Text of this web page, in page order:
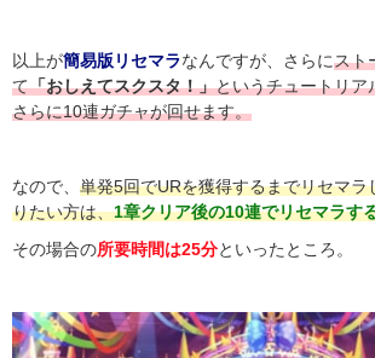
以上が簡易版リセマラなんですが、さらにスト
て「おしえてスクスタ！」というチュートリア
さらに10連ガチャが回せます。
なので、 単発5回でURを獲得するまでリセマラ
りたい方は、1章クリア後の10連でリセマラす
その場合の所要時間は25分といったところ。